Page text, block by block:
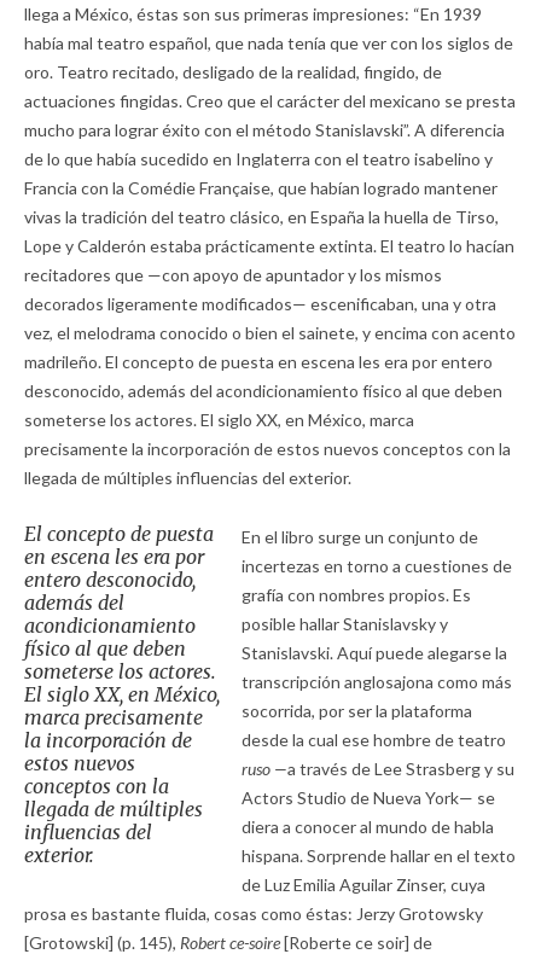
llega a México, éstas son sus primeras impresiones: “En 1939
había mal teatro español, que nada tenía que ver con los siglos de
oro. Teatro recitado, desligado de la realidad, fingido, de
actuaciones fingidas. Creo que el carácter del mexicano se presta
mucho para lograr éxito con el método Stanislavski”. A diferencia
de lo que había sucedido en Inglaterra con el teatro isabelino y
Francia con la Comédie Française, que habían logrado mantener
vivas la tradición del teatro clásico, en España la huella de Tirso,
Lope y Calderón estaba prácticamente extinta. El teatro lo hacían
recitadores que —con apoyo de apuntador y los mismos
decorados ligeramente modificados— escenificaban, una y otra
vez, el melodrama conocido o bien el sainete, y encima con acento
madrileño. El concepto de puesta en escena les era por entero
desconocido, además del acondicionamiento físico al que deben
someterse los actores. El siglo XX, en México, marca
precisamente la incorporación de estos nuevos conceptos con la
llegada de múltiples influencias del exterior.
El concepto de puesta
en escena les era por
entero desconocido,
además del
acondicionamiento
físico al que deben
someterse los actores.
El siglo XX, en México,
marca precisamente
la incorporación de
estos nuevos
conceptos con la
llegada de múltiples
influencias del
exterior.
En el libro surge un conjunto de
incertezas en torno a cuestiones de
grafía con nombres propios. Es
posible hallar Stanislavsky y
Stanislavski. Aquí puede alegarse la
transcripción anglosajona como más
socorrida, por ser la plataforma
desde la cual ese hombre de teatro
ruso —a través de Lee Strasberg y su
Actors Studio de Nueva York— se
diera a conocer al mundo de habla
hispana. Sorprende hallar en el texto
de Luz Emilia Aguilar Zinser, cuya
prosa es bastante fluida, cosas como éstas: Jerzy Grotowsky
[Grotowski] (p. 145), Robert ce-soire[Roberte ce soir] de